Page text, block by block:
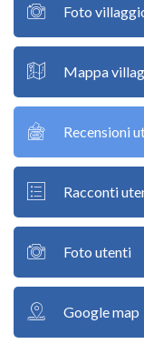
Foto
Mappa
Recensioni
Racconti
Foto utenti
Google map